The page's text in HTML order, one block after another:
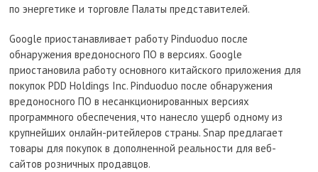
по энергетике и торговле Палаты представителей.
Google приостанавливает работу Pinduoduo после
обнаружения вредоносного ПО в версиях. Google
приостановила работу основного китайского приложения для
покупок PDD Holdings Inc. Pinduoduo после обнаружения
вредоносного ПО в несанкционированных версиях
программного обеспечения, что нанесло ущерб одному из
крупнейших онлайн-ритейлеров страны. Snap предлагает
товары для покупок в дополненной реальности для веб-
сайтов розничных продавцов.